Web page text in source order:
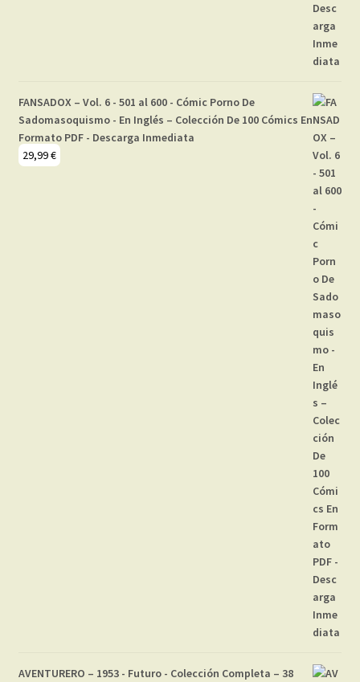
FANSADOX – Vol. 6 - 501 al 600 - Cómic Porno De
Sadomasoquismo - En Inglés – Colección De 100 Cómics En
Formato PDF - Descarga Inmediata
29,99€
AVENTURERO – 1953 - Futuro - Colección Completa – 38